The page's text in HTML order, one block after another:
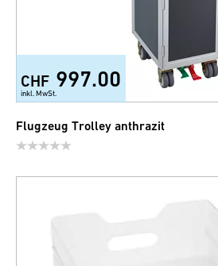
CHF 997.00
inkl. MwSt.
Flugzeug Trolley anthrazit